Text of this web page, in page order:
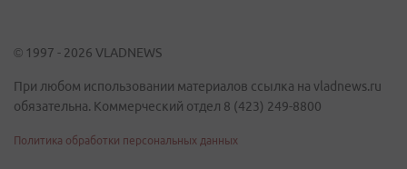
© 1997 - 2026 VLADNEWS
При любом использовании материалов ссылка на vladnews.ru
обязательна. Коммерческий отдел 8 (423) 249-8800
Политика обработки персональных данных